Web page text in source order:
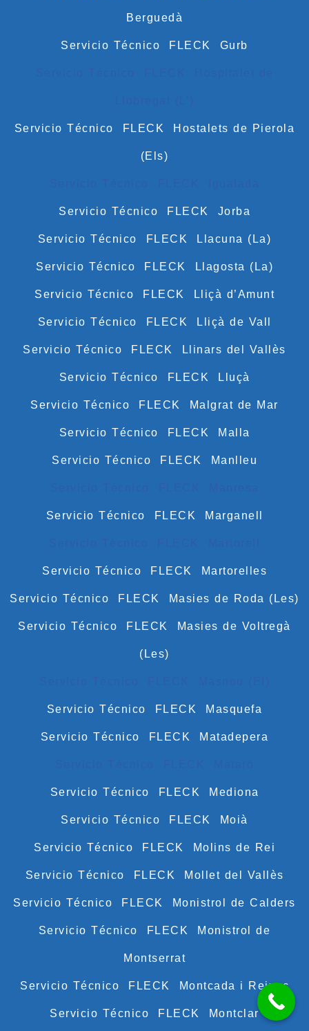
Berguedà
Servicio Técnico FLECK Gurb
Servicio Técnico FLECK Hostalets de Pierola
(Els)
Servicio Técnico FLECK Jorba
Servicio Técnico FLECK Llacuna (La)
Servicio Técnico FLECK Llagosta (La)
Servicio Técnico FLECK Lliçà d’Amunt
Servicio Técnico FLECK Lliçà de Vall
Servicio Técnico FLECK Llinars del Vallès
Servicio Técnico FLECK Lluçà
Servicio Técnico FLECK Malgrat de Mar
Servicio Técnico FLECK Malla
Servicio Técnico FLECK Manlleu
Servicio Técnico FLECK Marganell
Servicio Técnico FLECK Martorelles
Servicio Técnico FLECK Masies de Roda (Les)
Servicio Técnico FLECK Masies de Voltregà
(Les)
Servicio Técnico FLECK Masquefa
Servicio Técnico FLECK Matadepera
Servicio Técnico FLECK Mediona
Servicio Técnico FLECK Moià
Servicio Técnico FLECK Molins de Rei
Servicio Técnico FLECK Mollet del Vallès
Servicio Técnico FLECK Monistrol de Calders
Servicio Técnico FLECK Monistrol de
Montserrat
Servicio Técnico FLECK Montcada i Reixac
Servicio Técnico FLECK Montclar